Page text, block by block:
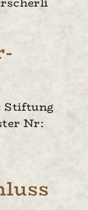
Stiftung
Nr: